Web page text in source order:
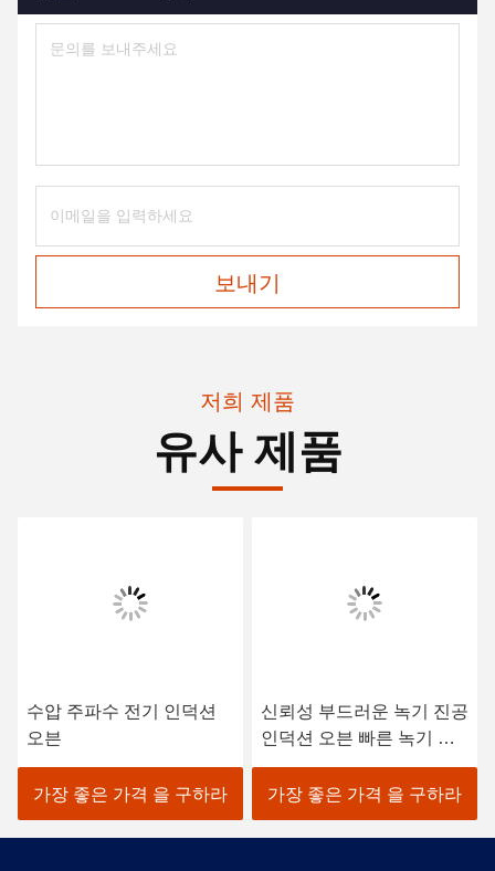
보내기
저희 제품
유사 제품
수압 주파수 전기 인덕션
오븐
가장 좋은 가격 을 구하라
신뢰성 부드러운 녹기 진공
인덕션 오븐 빠른 녹기 속
도
가장 좋은 가격 을 구하라